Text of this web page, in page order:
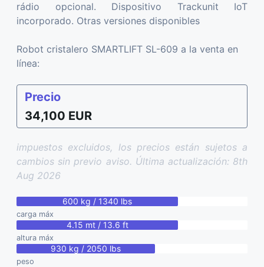
rádio opcional. Dispositivo Trackunit IoT
incorporado. Otras versiones disponibles
Robot cristalero SMARTLIFT SL-609 a la venta en
línea:
Precio
34,100 EUR
impuestos excluidos, los precios están sujetos a
cambios sin previo aviso. Última actualización: 8th
Aug 2026
600 kg / 1340 lbs
carga máx
4.15 mt / 13.6 ft
altura máx
930 kg / 2050 lbs
peso